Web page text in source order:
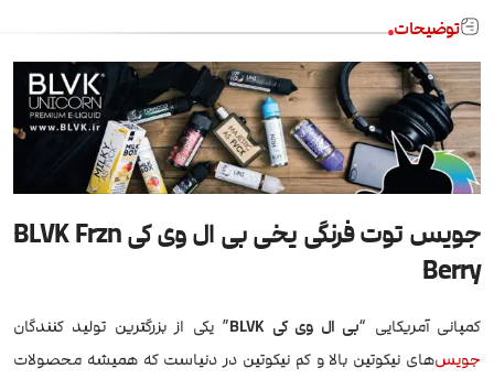
توضیحات
جویس توت فرنگی یخی بی ال وی کی BLVK Frzn
Berry
کمپانی آمریکایی “بی ال وی کی BLVK
” یکی از بزرگترین تولید کنندگان
جویس‌های نیکوتین بالا و کم نیکوتین در دنیاست که همیشه محصولات